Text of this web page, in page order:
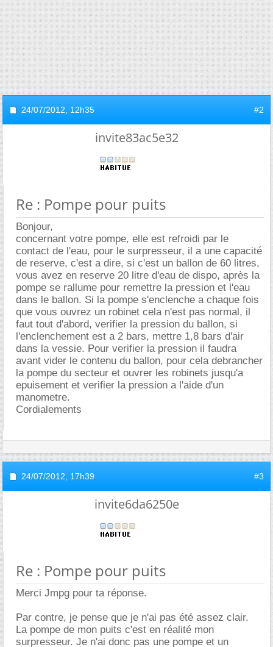
24/07/2012, 12h35 #2
invite83ac5e32
Re : Pompe pour puits
Bonjour,
concernant votre pompe, elle est refroidi par le
contact de l'eau, pour le surpresseur, il a une capacité
de reserve, c'est a dire, si c'est un ballon de 60 litres,
vous avez en reserve 20 litre d'eau de dispo, après la
pompe se rallume pour remettre la pression et l'eau
dans le ballon. Si la pompe s'enclenche a chaque fois
que vous ouvrez un robinet cela n'est pas normal, il
faut tout d'abord, verifier la pression du ballon, si
l'enclenchement est a 2 bars, mettre 1,8 bars d'air
dans la vessie. Pour verifier la pression il faudra
avant vider le contenu du ballon, pour cela debrancher
la pompe du secteur et ouvrer les robinets jusqu'a
epuisement et verifier la pression a l'aide d'un
manometre.
Cordialements
24/07/2012, 17h39 #3
invite6da6250e
Re : Pompe pour puits
Merci Jmpg pour ta réponse.
Par contre, je pense que je n'ai pas été assez clair.
La pompe de mon puits c'est en réalité mon
surpresseur. Je n'ai donc pas une pompe et un